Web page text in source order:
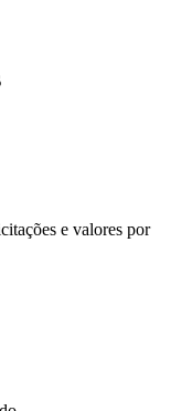
e valores por